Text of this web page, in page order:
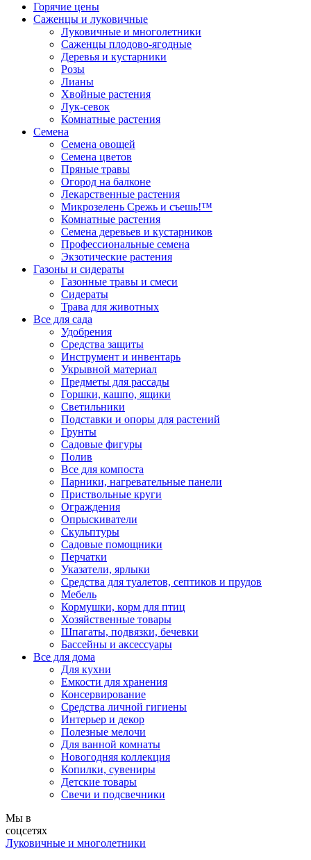
Горячие цены
Саженцы и луковичные
Луковичные и многолетники
Саженцы плодово-ягодные
Деревья и кустарники
Розы
Лианы
Хвойные растения
Лук-севок
Комнатные растения
Семена
Семена овощей
Семена цветов
Пряные травы
Огород на балконе
Лекарственные растения
Микрозелень Срежь и съешь!™
Комнатные растения
Семена деревьев и кустарников
Профессиональные семена
Экзотические растения
Газоны и сидераты
Газонные травы и смеси
Сидераты
Трава для животных
Все для сада
Удобрения
Средства защиты
Инструмент и инвентарь
Укрывной материал
Предметы для рассады
Горшки, кашпо, ящики
Светильники
Подставки и опоры для растений
Грунты
Садовые фигуры
Полив
Все для компоста
Парники, нагревательные панели
Приствольные круги
Ограждения
Опрыскиватели
Скульптуры
Садовые помощники
Перчатки
Указатели, ярлыки
Средства для туалетов, септиков и прудов
Мебель
Кормушки, корм для птиц
Хозяйственные товары
Шпагаты, подвязки, бечевки
Бассейны и аксессуары
Все для дома
Для кухни
Емкости для хранения
Консервирование
Средства личной гигиены
Интерьер и декор
Полезные мелочи
Для ванной комнаты
Новогодняя коллекция
Копилки, сувениры
Детские товары
Свечи и подсвечники
Мы в
соцсетях
Луковичные и многолетники